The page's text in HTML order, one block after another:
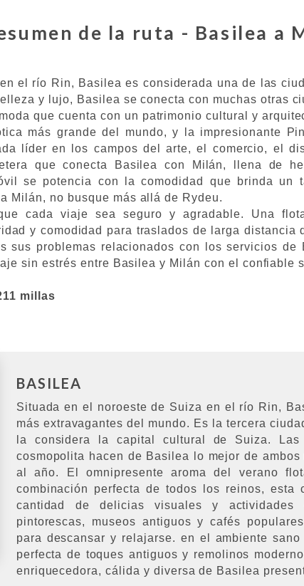
de la ruta - Basilea a
el río Rin, Basilea es considerada una de las
y lujo, Basilea se conecta con muchas otras
que cuenta con un patrimonio cultural y
más grande del mundo, y la impresionante
líder en los campos del arte, el comercio, el
que conecta Basilea con Milán, llena de
se potencia con la comodidad que brinda un
Milán, no busque más allá de Rydeu.
cada viaje sea seguro y agradable. Una
y comodidad para traslados de larga
sus problemas relacionados con los servicios
sin estrés entre Basilea y Milán con el confiable
millas
BASILEA
Situada en el noroeste de Suiza en el río Rin,
más extravagantes del mundo. Es la tercera
la considera la capital cultural de Suiza.
cosmopolita hacen de Basilea lo mejor de
al año. El omnipresente aroma del verano
combinación perfecta de todos los reinos,
cantidad de delicias visuales y actividades
pintorescas, museos antiguos y cafés
para descansar y relajarse. en el ambiente
perfecta de toques antiguos y remolinos
enriquecedora, cálida y diversa de Basilea